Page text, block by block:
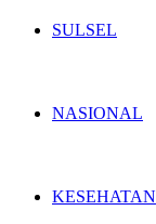
SULSEL
NASIONAL
KESEHATAN